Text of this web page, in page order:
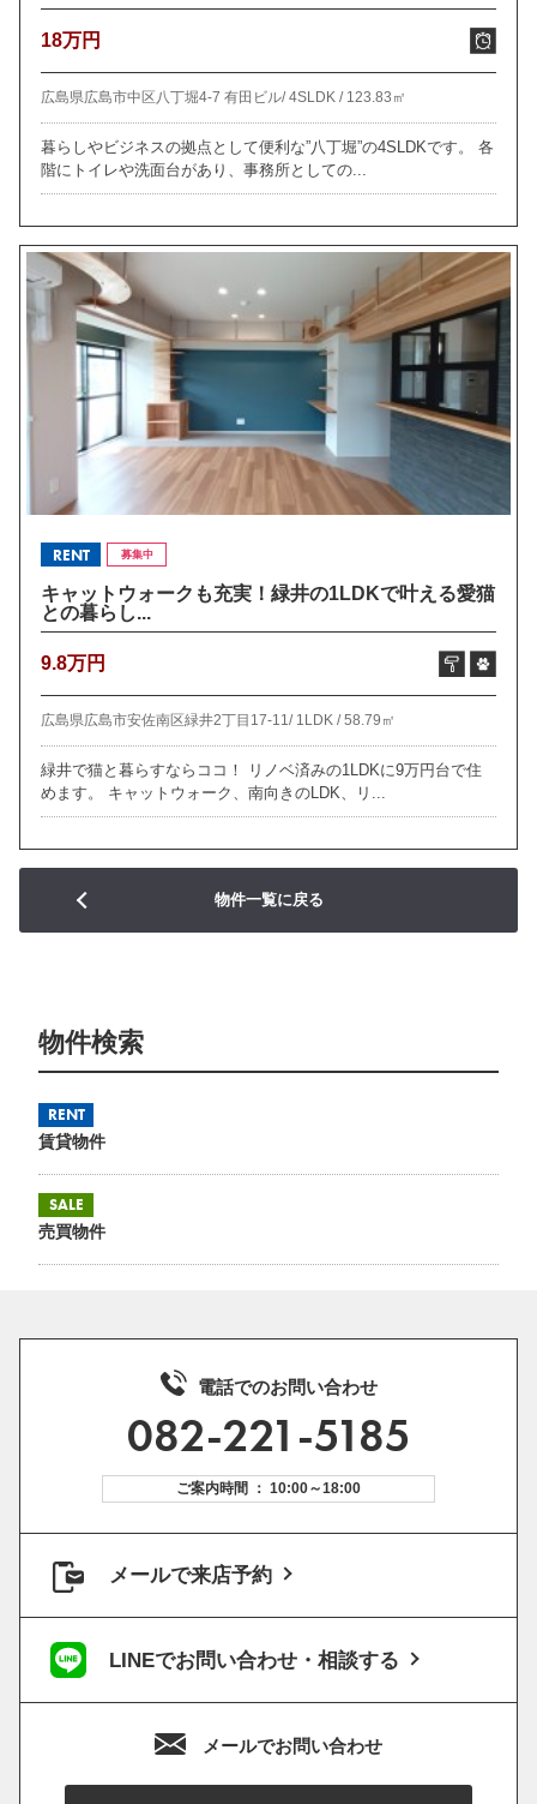
18万円
広島県広島市中区八丁堀4-7 有田ビル/4SLDK / 123.83㎡
暮らしやビジネスの拠点として便利な”八丁堀”の4SLDKです。 各
階にトイレや洗面台があり、事務所としての...
RENT 募集中
キャットウォークも充実！緑井の1LDKで叶える愛猫
との暮らし...
9.8万円
広島県広島市安佐南区緑井2丁目17-11/ 1LDK /58.79㎡
緑井で猫と暮らすならココ！ リノベ済みの1LDKに9万円台で住
めます。 キャットウォーク、南向きのLDK、リ...
物件一覧に戻る
物件検索
RENT
賃貸物件
SALE
売買物件
電話でのお問い合わせ
082-221-5185
ご案内時間 ： 10:00～18:00
メールで来店予約
LINEでお問い合わせ・相談する
メールでお問い合わせ